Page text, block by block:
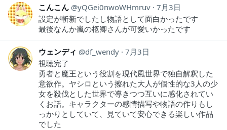
こんこん yQGei0nwoWHmruv 7月3日
設定が斬新でしたし物語として面白かったです
最後なんか嵐の柩卿さんが可愛いかったです
ウェンディ df_wendy 7月3日
視聴完了
勇者と魔王という役割を現代風世界で独自解釈した
意欲作。ヤシロという擦れた大人が個性的な3人の少
女を殺伐とした世界で導きつつ互いに感化されてい
くお話。キャラクターの感情描写や物語の作りもし
っかりとしていて、見ていて安心できる楽しい作品
でした